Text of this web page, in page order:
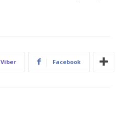
Viber Facebook